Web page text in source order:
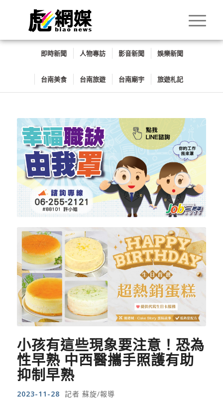
即時新聞 人物專訪 影音新聞 娛樂新聞
台南美食 台南旅遊 台南廟宇 旅遊札記
小孩有這些現象要注意！恐為
性早熟 中西醫攜手照護有助
抑制早熟
2023-11-28 記者 蘇旋/報導